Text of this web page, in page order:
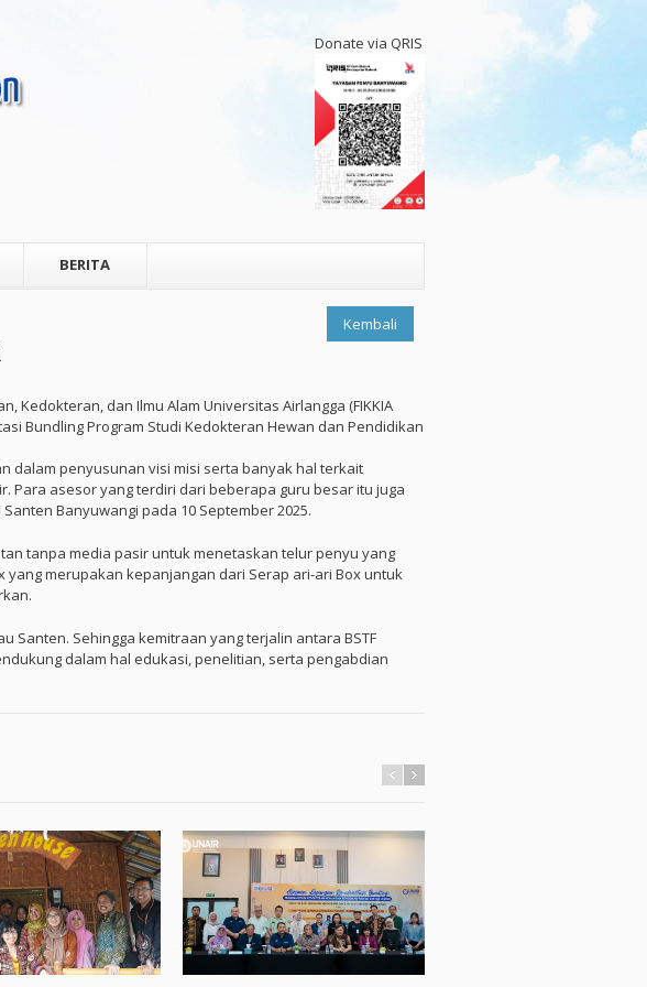
Donate via QRIS
BERITA
Kembali
Kedokteran, dan Ilmu Alam Universitas Airlangga (FIKKIA
Bundling Program Studi Kedokteran Hewan dan Pendidikan
dalam penyusunan visi misi serta banyak hal terkait
Para asesor yang terdiri dari beberapa guru besar itu juga
Banyuwangi pada 10 September 2025.
tanpa media pasir untuk menetaskan telur penyu yang
yang merupakan kepanjangan dari Serap ari-ari Box untuk
Santen. Sehingga kemitraan yang terjalin antara BSTF
dalam hal edukasi, penelitian, serta pengabdian